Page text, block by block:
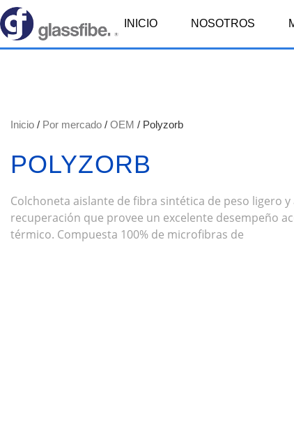
INICIO NOSOTROS
Inicio / Por mercado / OEM / Polyzorb
POLYZORB
Colchoneta aislante de fibra sintética de peso ligero y
recuperación que provee un excelente desempeño
térmico. Compuesta 100% de microfibras de